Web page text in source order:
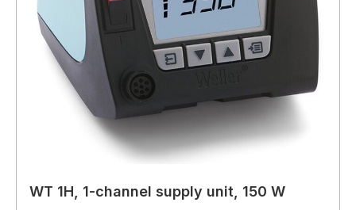
WT 1H, 1-channel supply unit, 150 W